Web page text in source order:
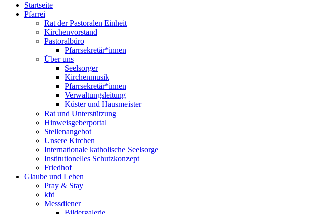
Startseite
Pfarrei
Rat der Pastoralen Einheit
Kirchenvorstand
Pastoralbüro
Pfarrsekretär*innen
Über uns
Seelsorger
Kirchenmusik
Pfarrsekretär*innen
Verwaltungsleitung
Küster und Hausmeister
Rat und Unterstützung
Hinweisgeberportal
Stellenangebot
Unsere Kirchen
Internationale katholische Seelsorge
Institutionelles Schutzkonzept
Friedhof
Glaube und Leben
Pray & Stay
kfd
Messdiener